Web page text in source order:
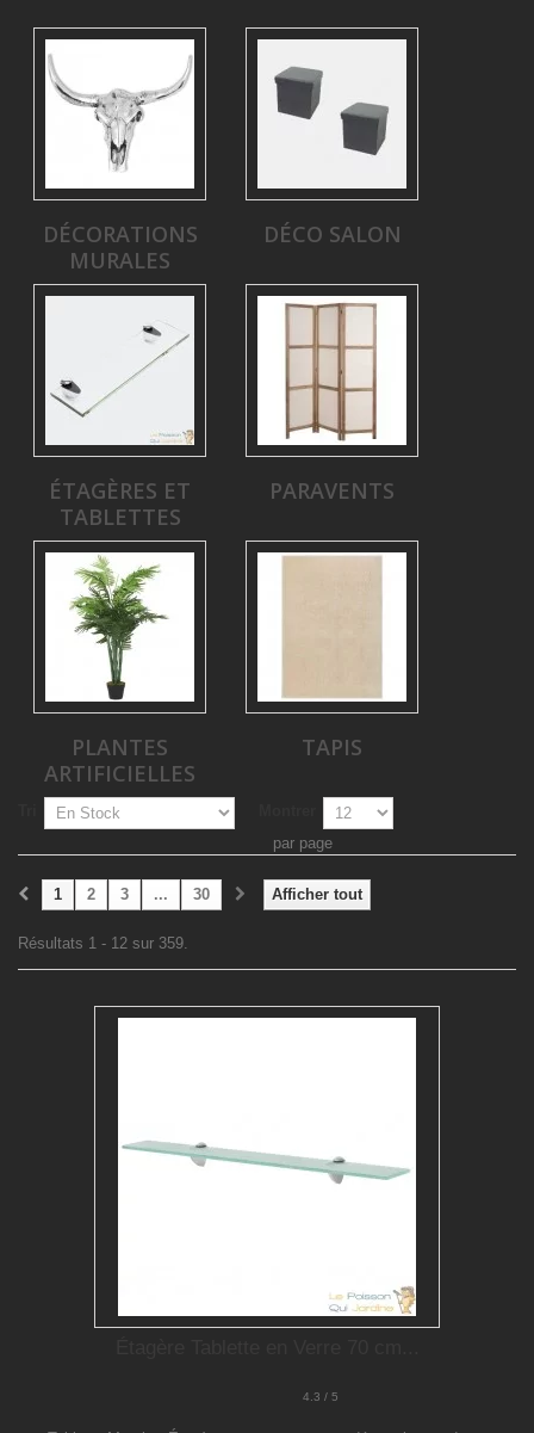
DÉCORATIONS
MURALES
DÉCO SALON
ÉTAGÈRES ET
TABLETTES
PARAVENTS
PLANTES
ARTIFICIELLES
TAPIS
par page
Afficher tout
1 2 3 ... 30
Résultats 1 - 12 sur 359.
4.3 / 5